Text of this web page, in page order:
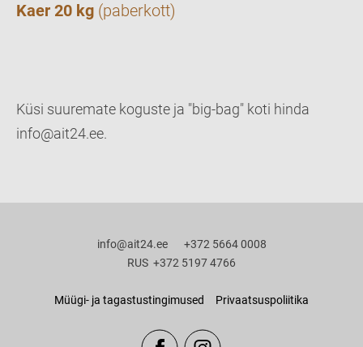
Kaer 20 kg (paberkott)
Küsi suuremate koguste ja "big-bag" koti hinda
info@ait24.ee.
info@ait24.ee +372 5664 0008
RUS +372 5197 4766
Müügi- ja tagastustingimused Privaatsuspoliitika